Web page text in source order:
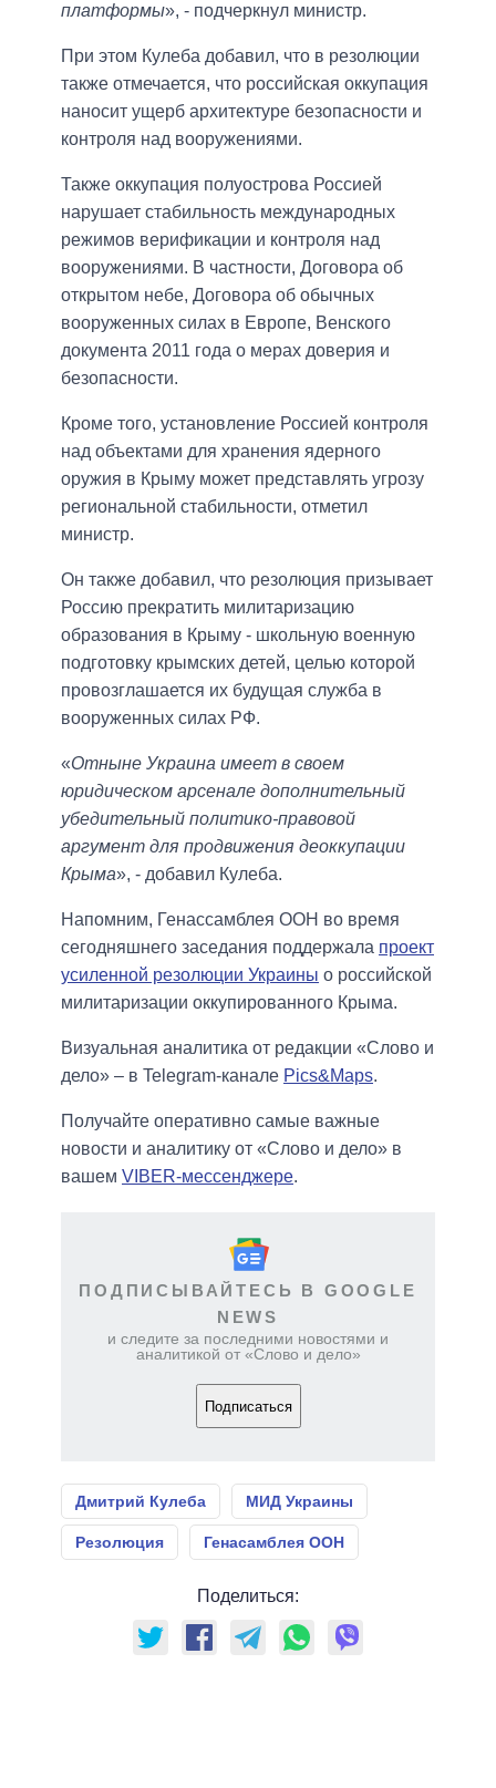
платформы», - подчеркнул министр.
При этом Кулеба добавил, что в резолюции
также отмечается, что российская оккупация
наносит ущерб архитектуре безопасности и
контроля над вооружениями.
Также оккупация полуострова Россией
нарушает стабильность международных
режимов верификации и контроля над
вооружениями. В частности, Договора об
открытом небе, Договора об обычных
вооруженных силах в Европе, Венского
документа 2011 года о мерах доверия и
безопасности.
Кроме того, установление Россией контроля
над объектами для хранения ядерного
оружия в Крыму может представлять угрозу
региональной стабильности, отметил
министр.
Он также добавил, что резолюция призывает
Россию прекратить милитаризацию
образования в Крыму - школьную военную
подготовку крымских детей, целью которой
провозглашается их будущая служба в
вооруженных силах РФ.
«Отныне Украина имеет в своем
юридическом арсенале дополнительный
убедительный политико-правовой
аргумент для продвижения деоккупации
Крыма», - добавил Кулеба.
Напомним, Генассамблея ООН во время
сегодняшнего заседания поддержала проект
усиленной резолюции Украины о российской
милитаризации оккупированного Крыма.
Визуальная аналитика от редакции «Слово и
дело» – в Telegram-канале Pics&Maps.
Получайте оперативно самые важные
новости и аналитику от «Слово и дело» в
вашем VIBER-мессенджере.
ПОДПИСЫВАЙТЕСЬ В GOOGLE
NEWS
и следите за последними новостями и
аналитикой от «Слово и дело»
Подписаться
Дмитрий Кулеба МИД Украины
Резолюция Генасамблея ООН
Поделиться: